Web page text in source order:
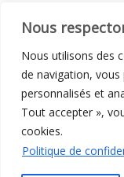
Nous
Nous utilisons des
de navigation,
personnalisés et
Tout accepter »,
cookies.
Politique de
© C i E M2026
Mentions légales